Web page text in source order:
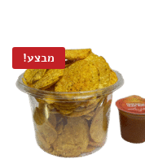
מבצע!